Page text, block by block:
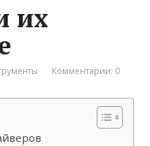
их
Комментарии: 0